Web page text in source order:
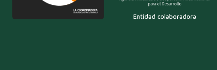
Entidad colaboradora